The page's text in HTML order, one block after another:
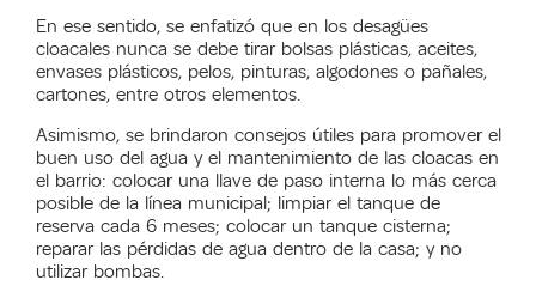
En ese sentido, se enfatizó que en los desagües
cloacales nunca se debe tirar bolsas plásticas, aceites,
envases plásticos, pelos, pinturas, algodones o pañales,
cartones, entre otros elementos.
Asimismo, se brindaron consejos útiles para promover el
buen uso del agua y el mantenimiento de las cloacas en
el barrio: colocar una llave de paso interna lo más cerca
posible de la línea municipal; limpiar el tanque de
reserva cada 6 meses; colocar un tanque cisterna;
reparar las pérdidas de agua dentro de la casa; y no
utilizar bombas.